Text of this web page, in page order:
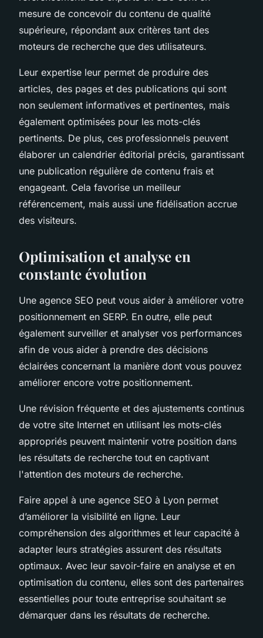
mesure de concevoir du contenu de qualité
supérieure, répondant aux critères tant des
moteurs de recherche que des utilisateurs.
Leur expertise leur permet de produire des
articles, des pages et des publications qui sont
non seulement informatives et pertinentes, mais
également optimisées pour les mots-clés
pertinents. De plus, ces professionnels peuvent
élaborer un calendrier éditorial précis, garantissant
une publication régulière de contenu frais et
engageant. Cela favorise un meilleur
référencement, mais aussi une fidélisation accrue
des visiteurs.
Optimisation et analyse en
constante évolution
Une agence SEO peut vous aider à améliorer votre
positionnement en SERP. En outre, elle peut
également surveiller et analyser vos performances
afin de vous aider à prendre des décisions
éclairées concernant la manière dont vous pouvez
améliorer encore votre positionnement.
Une révision fréquente et des ajustements continus
de votre site Internet en utilisant les mots-clés
appropriés peuvent maintenir votre position dans
les résultats de recherche tout en captivant
l'attention des moteurs de recherche.
Faire appel à une agence SEO à Lyon permet
d’améliorer la visibilité en ligne. Leur
compréhension des algorithmes et leur capacité à
adapter leurs stratégies assurent des résultats
optimaux. Avec leur savoir-faire en analyse et en
optimisation du contenu, elles sont des partenaires
essentielles pour toute entreprise souhaitant se
démarquer dans les résultats de recherche.